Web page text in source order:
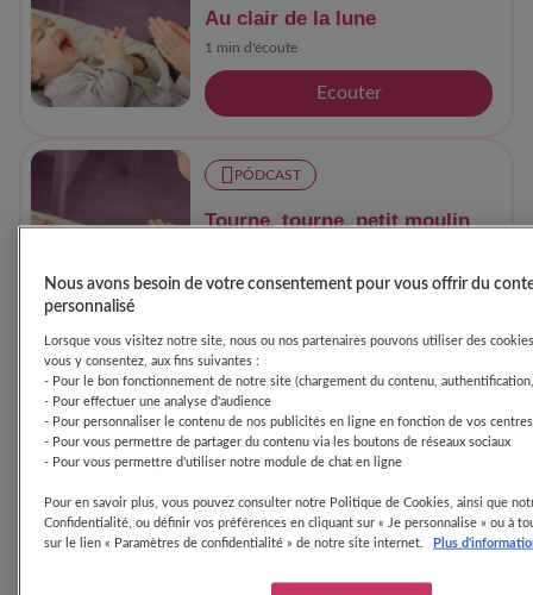
Au clair de la lune
1 min d'écoute
Ecouter
PÓDCAST
Tourne, tourne, petit moulin
Ecouter
PÓDCAST
Le petit ver tout nu
2 mins d'écoute
Ecouter
PÓDCAST
Nous avons besoin de votre consentement pour vous offrir du
personnalisé
Lorsque vous visitez notre site, nous ou nos partenaires pouvons utiliser des
vous y consentez, aux fins suivantes :
- Pour le bon fonctionnement de notre site (chargement du contenu,
- Pour effectuer une analyse d'audience
- Pour personnaliser le contenu de nos publicités en ligne en fonction de vos
- Pour vous permettre de partager du contenu via les boutons de réseaux sociaux
- Pour vous permettre d'utiliser notre module de chat en ligne
Pour en savoir plus, vous pouvez consulter notre Politique de Cookies, ainsi que
Confidentialité, ou définir vos préférences en cliquant sur « Je personnalise » ou à
sur le lien « Paramètres de confidentialité » de notre site internet.
Plus